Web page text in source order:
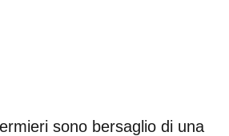
sono bersaglio di una